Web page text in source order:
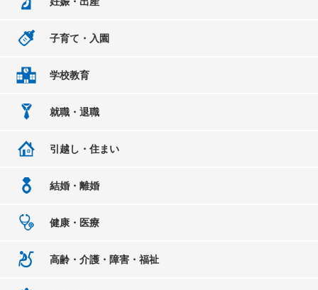
子育て・入園
学校教育
就職・退職
引越し・住まい
結婚・離婚
健康・医療
高齢・介護・障害・福祉